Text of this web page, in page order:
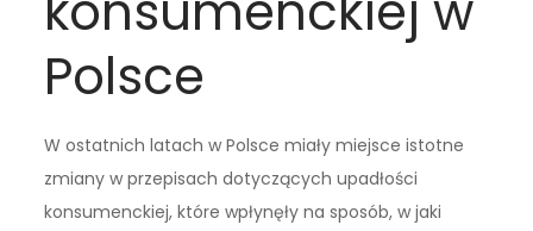
Polsce
W ostatnich latach w Polsce miały miejsce istotne
zmiany w przepisach dotyczących upadłości
konsumenckiej, które wpłynęły na sposób, w jaki